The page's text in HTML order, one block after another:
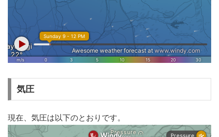
気圧
現在、気圧は以下のとおりです。